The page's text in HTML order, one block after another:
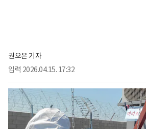
권오은 기자
입력 2026.04.15. 17:32